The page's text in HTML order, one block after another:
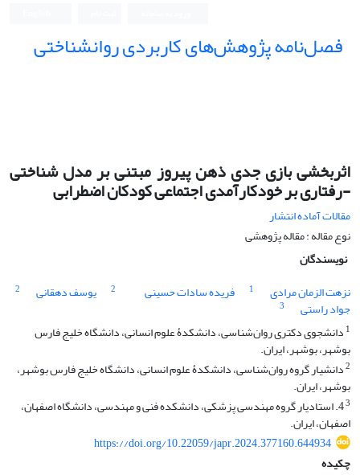
فصل‌نامه پژوهش‌های کاربردی روانشناختی
اثربخشی بازی جدی ذهن پیروز مبتنی بر مدل شناختی
-رفتاری بر خودکارآمدی اجتماعی کودکان اضطرابی
مقالات آماده انتشار
نوع مقاله : مقاله پژوهشی
نویسندگان
نزهت الزمان مرادی
1 فریده سادات حسینی 2 یوسف دهقانی 2
جواد راستی
3
1 دانشجوی دکتری روان‌شناسی، دانشکدۀ علوم انسانی، دانشگاه خلیج فارس
بوشهر، بوشهر، ایران.
2دانشیار گروه روان‌شناسی، دانشکدۀ علوم انسانی، دانشگاه خلیج فارس بوشهر،
بوشهر، ایران.
3 4. استادیار گروه مهندسی پزشکی، دانشکده فنی و مهندسی، دانشگاه اصفهان،
اصفهان، ایران.
https://doi.org/10.22059/japr.2024.377160.644934
چکیده